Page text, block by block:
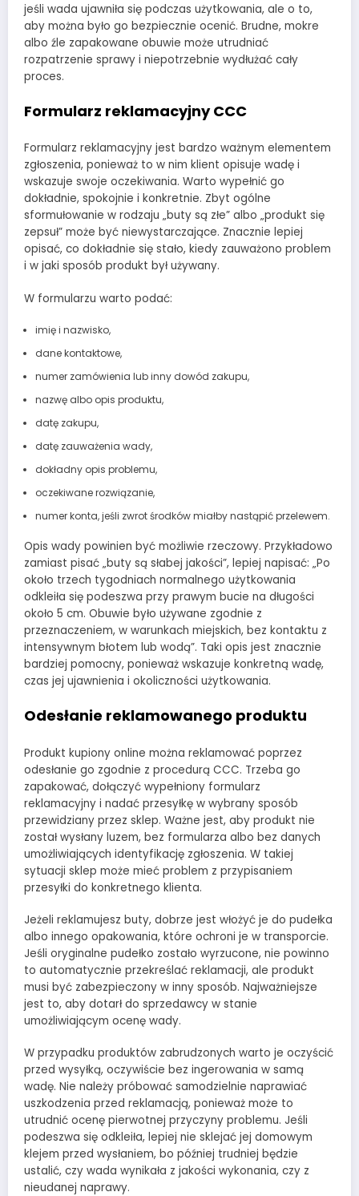
jeśli wada ujawniła się podczas użytkowania, ale o to,
aby można było go bezpiecznie ocenić. Brudne, mokre
albo źle zapakowane obuwie może utrudniać
rozpatrzenie sprawy i niepotrzebnie wydłużać cały
proces.
Formularz reklamacyjny CCC
Formularz reklamacyjny jest bardzo ważnym elementem
zgłoszenia, ponieważ to w nim klient opisuje wadę i
wskazuje swoje oczekiwania. Warto wypełnić go
dokładnie, spokojnie i konkretnie. Zbyt ogólne
sformułowanie w rodzaju „buty są złe” albo „produkt się
zepsuł” może być niewystarczające. Znacznie lepiej
opisać, co dokładnie się stało, kiedy zauważono problem
i w jaki sposób produkt był używany.
W formularzu warto podać:
imię i nazwisko,
dane kontaktowe,
numer zamówienia lub inny dowód zakupu,
nazwę albo opis produktu,
datę zakupu,
datę zauważenia wady,
dokładny opis problemu,
oczekiwane rozwiązanie,
numer konta, jeśli zwrot środków miałby nastąpić przelewem.
Opis wady powinien być możliwie rzeczowy. Przykładowo
zamiast pisać „buty są słabej jakości”, lepiej napisać: „Po
około trzech tygodniach normalnego użytkowania
odkleiła się podeszwa przy prawym bucie na długości
około 5 cm. Obuwie było używane zgodnie z
przeznaczeniem, w warunkach miejskich, bez kontaktu z
intensywnym błotem lub wodą”. Taki opis jest znacznie
bardziej pomocny, ponieważ wskazuje konkretną wadę,
czas jej ujawnienia i okoliczności użytkowania.
Odesłanie reklamowanego produktu
Produkt kupiony online można reklamować poprzez
odesłanie go zgodnie z procedurą CCC. Trzeba go
zapakować, dołączyć wypełniony formularz
reklamacyjny i nadać przesyłkę w wybrany sposób
przewidziany przez sklep. Ważne jest, aby produkt nie
został wysłany luzem, bez formularza albo bez danych
umożliwiających identyfikację zgłoszenia. W takiej
sytuacji sklep może mieć problem z przypisaniem
przesyłki do konkretnego klienta.
Jeżeli reklamujesz buty, dobrze jest włożyć je do pudełka
albo innego opakowania, które ochroni je w transporcie.
Jeśli oryginalne pudełko zostało wyrzucone, nie powinno
to automatycznie przekreślać reklamacji, ale produkt
musi być zabezpieczony w inny sposób. Najważniejsze
jest to, aby dotarł do sprzedawcy w stanie
umożliwiającym ocenę wady.
W przypadku produktów zabrudzonych warto je oczyścić
przed wysyłką, oczywiście bez ingerowania w samą
wadę. Nie należy próbować samodzielnie naprawiać
uszkodzenia przed reklamacją, ponieważ może to
utrudnić ocenę pierwotnej przyczyny problemu. Jeśli
podeszwa się odkleiła, lepiej nie sklejać jej domowym
klejem przed wysłaniem, bo później trudniej będzie
ustalić, czy wada wynikała z jakości wykonania, czy z
nieudanej naprawy.